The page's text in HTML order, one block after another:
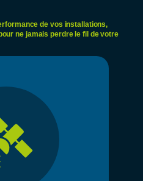
de vos installations,
ne jamais perdre le fil de votre